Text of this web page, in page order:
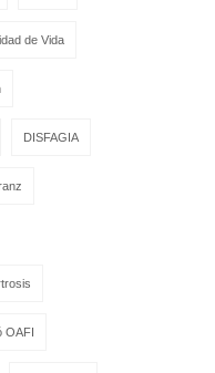
de Vida
DISFAGIA
OAFI